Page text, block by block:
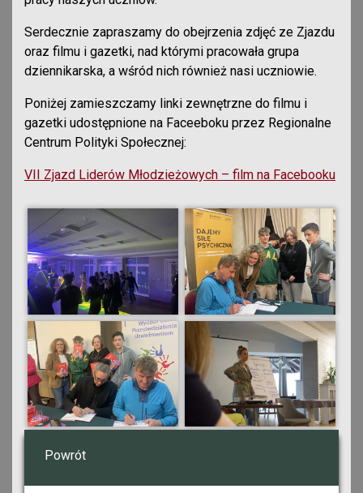
Serdecznie zapraszamy do obejrzenia zdjęć ze Zjazdu
oraz filmu i gazetki, nad którymi pracowała grupa
dziennikarska, a wśród nich również nasi uczniowie.
Poniżej zamieszczamy linki zewnętrzne do filmu i
gazetki udostępnione na Faceeboku przez Regionalne
Centrum Polityki Społecznej:
VII Zjazd Liderów Młodzieżowych – film na Facebooku
Powrót